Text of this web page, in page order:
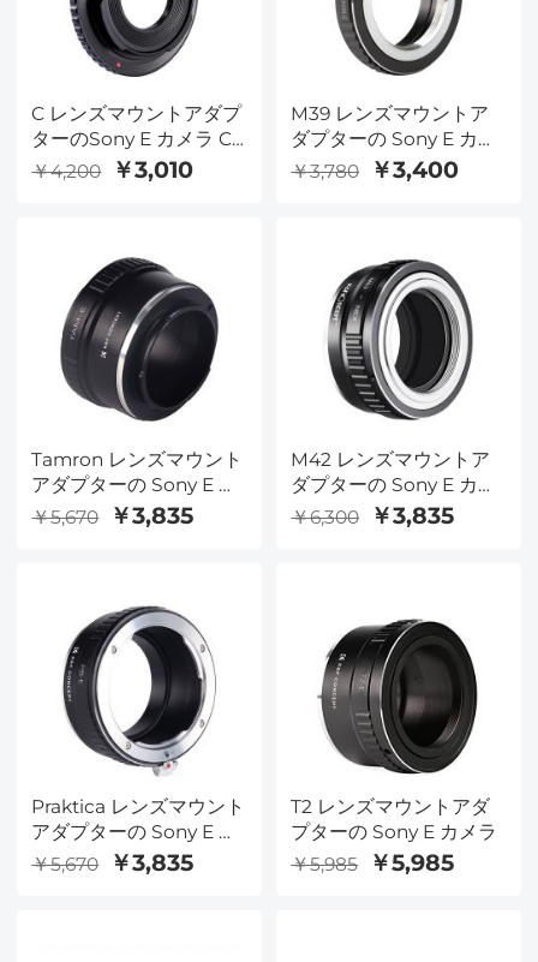
C レンズマウントアダプ
ターのSony E カメラ C-
E
￥4,200 ￥3,010
M39 レンズマウントア
ダプターの Sony E カメ
ラ M39-E
￥3,780 ￥3,400
Tamron レンズマウント
アダプターの Sony E カ
メラ TAM-E
￥5,670 ￥3,835
M42 レンズマウントア
ダプターの Sony E カメ
ラ M42-E
￥6,300 ￥3,835
Praktica レンズマウント
アダプターの Sony E カ
メラ
￥5,670 ￥3,835
T2 レンズマウントアダ
プターの Sony E カメラ
￥5,985
￥5,985